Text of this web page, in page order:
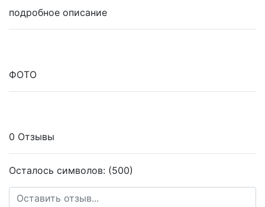
подробное описание
ФОТО
0 Отзывы
Осталось символов: (500)